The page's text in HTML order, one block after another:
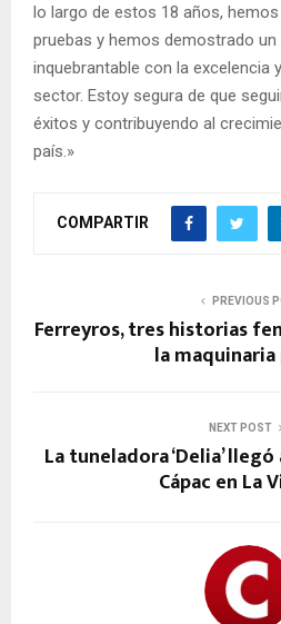
lo largo de estos 18 años,
pruebas y hemos demostrado
inquebrantable con la excelencia
sector. Estoy segura de que
éxitos y contribuyendo al
país.»
COMPARTIR
PREVIOUS
Ferreyros, tres historias
la maquinaria
NEXT POST
La tuneladora ‘Delia’
Cápac en La